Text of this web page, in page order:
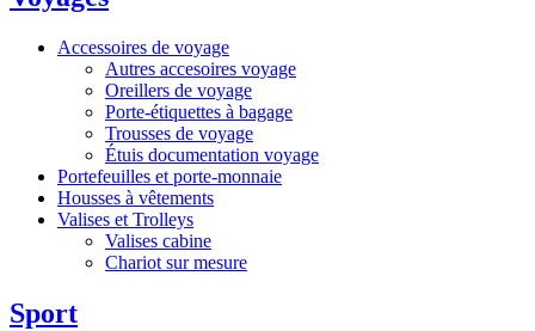
Accessoires de voyage
Autres accesoires voyage
Oreillers de voyage
Porte-étiquettes à bagage
Trousses de voyage
Étuis documentation voyage
Portefeuilles et porte-monnaie
Housses à vêtements
Valises et Trolleys
Valises cabine
Chariot sur mesure
Sport